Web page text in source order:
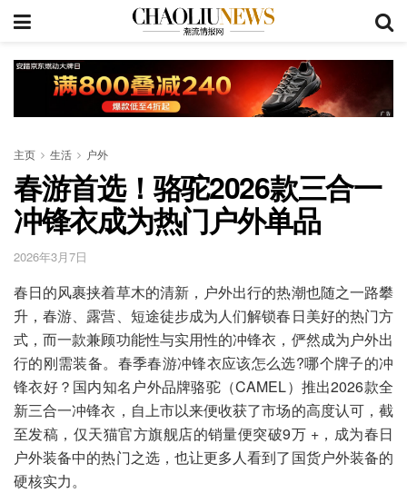
主页 生活 户外
春游首选！骆驼2026款三合一
冲锋衣成为热门户外单品
2026年3月7日
春日的风裹挟着草木的清新，户外出行的热潮也随之一路攀
升，春游、露营、短途徒步成为人们解锁春日美好的热门方
式，而一款兼顾功能性与实用性的冲锋衣，俨然成为户外出
行的刚需装备。春季春游冲锋衣应该怎么选?哪个牌子的冲
锋衣好？国内知名户外品牌骆驼（CAMEL）推出2026款全
新三合一冲锋衣，自上市以来便收获了市场的高度认可，截
至发稿，仅天猫官方旗舰店的销量便突破9万 +，成为春日
户外装备中的热门之选，也让更多人看到了国货户外装备的
硬核实力。